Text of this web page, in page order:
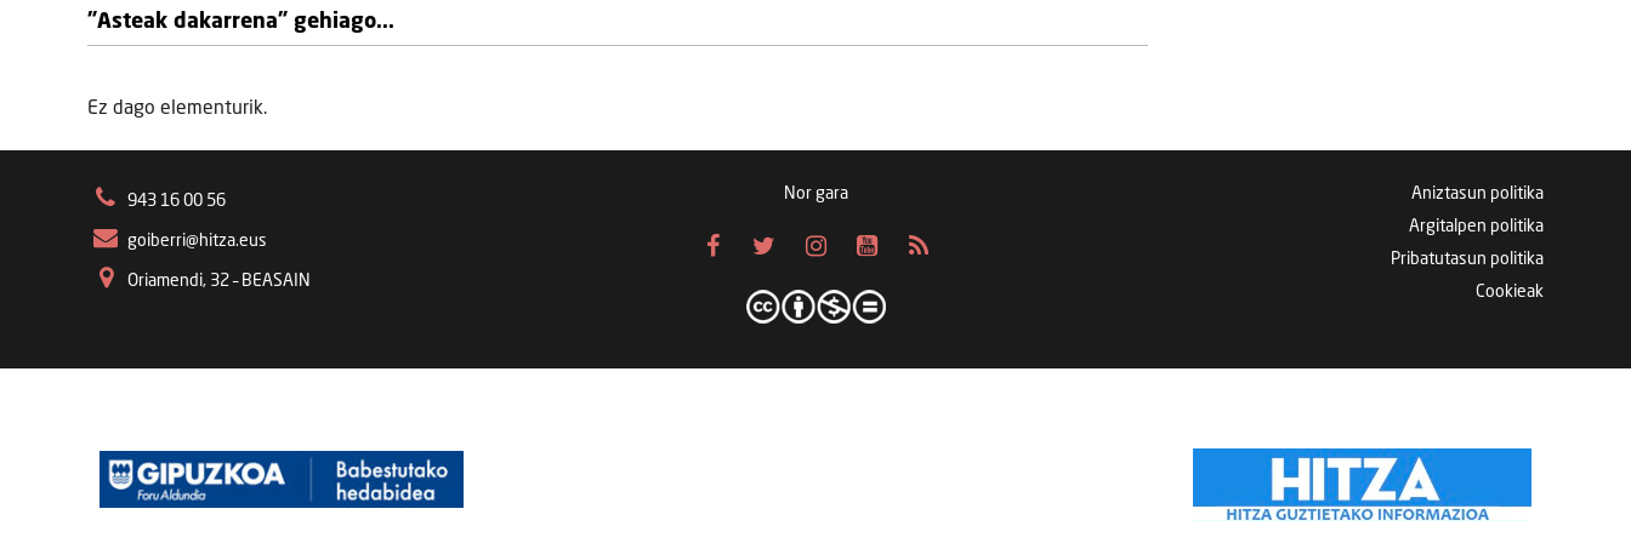
"Asteak dakarrena" gehiago...
Ez dago elementurik.
943 16 00 56
goiberri@hitza.eus
Oriamendi, 32 – BEASAIN
Nor gara
Aniztasun politika
Argitalpen politika
Pribatutasun politika
Cookieak